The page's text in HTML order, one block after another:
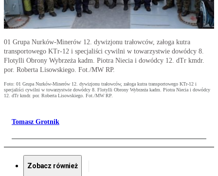
01 Grupa Nurków-Minerów 12. dywizjonu trałowców, załoga kutra
transportowego KTr-12 i specjaliści cywilni w towarzystwie dowódcy 8.
Flotylli Obrony Wybrzeża kadm. Piotra Niecia i dowódcy 12. dTr kmdr.
por. Roberta Lisowskiego. Fot./MW RP.
Foto: 01 Grupa Nurków-Minerów 12. dywizjonu trałowców, załoga kutra transportowego KTr-12 i
specjaliści cywilni w towarzystwie dowódcy 8. Flotylli Obrony Wybrzeża kadm. Piotra Niecia i dowódcy
12. dTr kmdr. por. Roberta Lisowskiego. Fot./MW RP.
Tomasz Grotnik
Zobacz również